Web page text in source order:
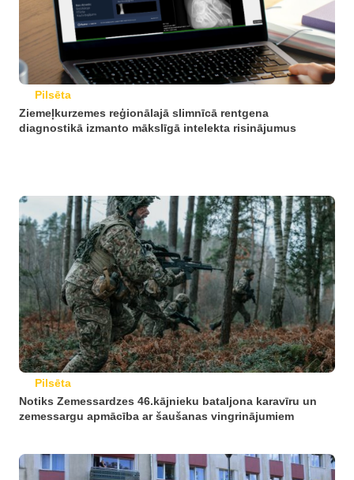
Pilsēta
Ziemeļkurzemes reģionālajā slimnīcā rentgena
diagnostikā izmanto mākslīgā intelekta risinājumus
Pilsēta
Notiks Zemessardzes 46.kājnieku bataljona karavīru un
zemessargu apmācība ar šaušanas vingrinājumiem